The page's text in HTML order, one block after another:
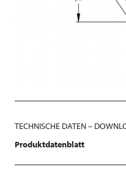
TECHNISCHE DATEN –
Produktdatenblatt